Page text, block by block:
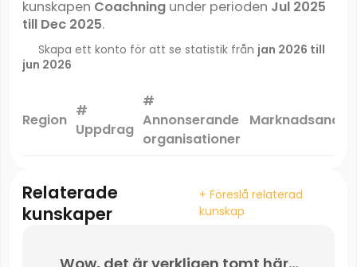
kunskapen Coachningunder perioden Jul 2025
till Dec 2025.
Skapa ett konto för att se statistik från jan 2026 till
jun 2026
Region
#
Uppdrag
#
Annonserande
organisationer
Marknadsandel
Relaterade
kunskaper
+ Föreslå relaterad
kunskap